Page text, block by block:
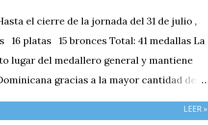
el cierre de la jornada del 31 de julio ,
16 platas 15 bronces Total: 41 medallas La
lugar del medallero general y mantiene
gracias a la mayor cantidad de
ambos países registran el mismo número
LEER »